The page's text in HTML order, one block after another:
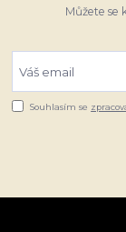
Můžete se
Souhlasím se